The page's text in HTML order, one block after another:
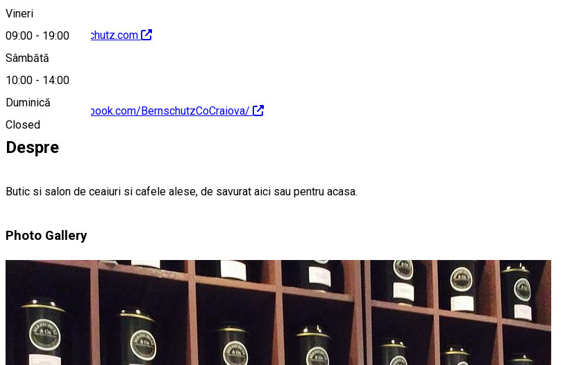
Vineri
09:00 - 19:00
Sâmbătă
10:00 - 14:00
Duminică
Closed
http://www.bernschutz.com
https://www.facebook.com/BernschutzCoCraiova/
Despre
Butic si salon de ceaiuri si cafele alese, de savurat aici sau pentru acasa.
Photo Gallery